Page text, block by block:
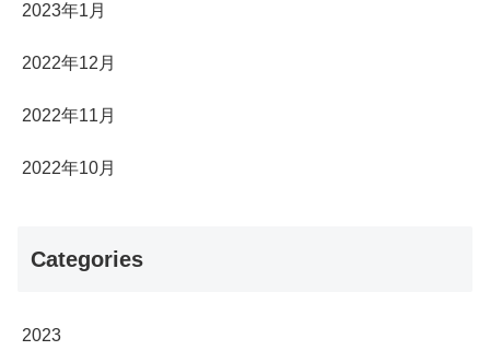
2023年1月
2022年12月
2022年11月
2022年10月
Categories
2023